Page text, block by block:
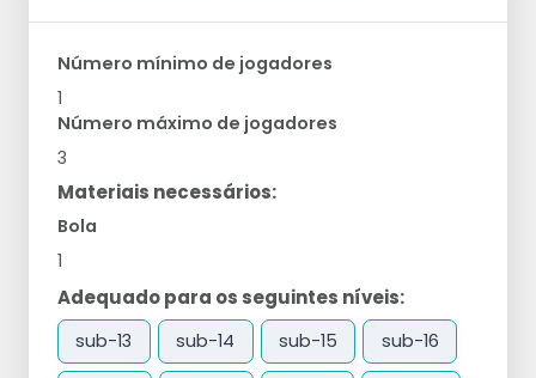
Número mínimo de jogadores
1
Número máximo de jogadores
3
Materiais necessários:
Bola
1
Adequado para os seguintes níveis:
sub-13 sub-14 sub-15 sub-16